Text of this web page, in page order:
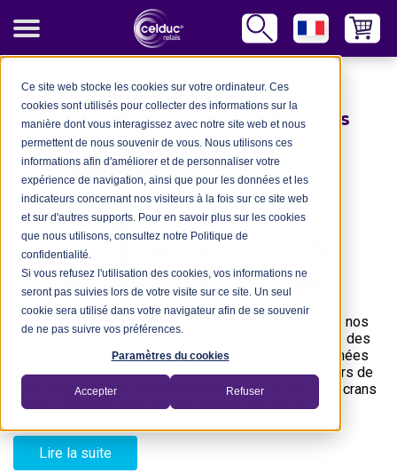
Ce site web stocke les cookies sur votre ordinateur. Ces
cookies sont utilisés pour collecter des informations sur la
manière dont vous interagissez avec notre site web et nous
permettent de nous souvenir de vous. Nous utilisons ces
informations afin d'améliorer et de personnaliser votre
expérience de navigation, ainsi que pour les données et les
indicateurs concernant nos visiteurs à la fois sur ce site web
et sur d'autres supports. Pour en savoir plus sur les cookies
que nous utilisons, consultez notre Politique de
confidentialité.
Si vous refusez l'utilisation des cookies, vos informations ne
seront pas suivies lors de votre visite sur ce site. Un seul
cookie sera utilisé dans votre navigateur afin de se souvenir
de ne pas suivre vos préférences.
Paramètres du cookies
Accepter Refuser
Information en temps réel dans nos
ateliers- 20/01/2023
Digitalisation de nos ateliers pour rester informés de nos
performances en temps réel celduc® relais a installé des
écrans tactiles dans ses ateliers. Le recueil des données
de notre production permet de diffuser des indicateurs de
suivi de production et autres en temps réel, sur ces écrans
digitaux reliés à notre réseau interne. Réussir à […]
Lire la suite